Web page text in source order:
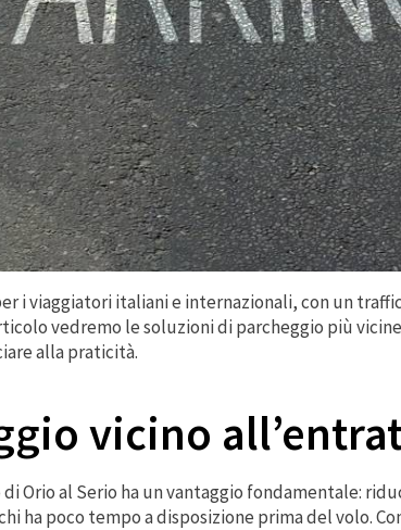
i viaggiatori italiani e internazionali, con un
vedremo le soluzioni di parcheggio più
alla praticità.
vicino
Orio al Serio ha un vantaggio fondamentale:
poco tempo a disposizione prima del volo.